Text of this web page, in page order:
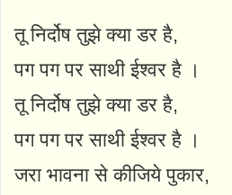
तू निर्दोष तुझे क्या डर है,
पग पग पर साथी ईश्वर है ।
तू निर्दोष तुझे क्या डर है,
पग पग पर साथी ईश्वर है ।
जरा भावना से कीजिये पुकार,